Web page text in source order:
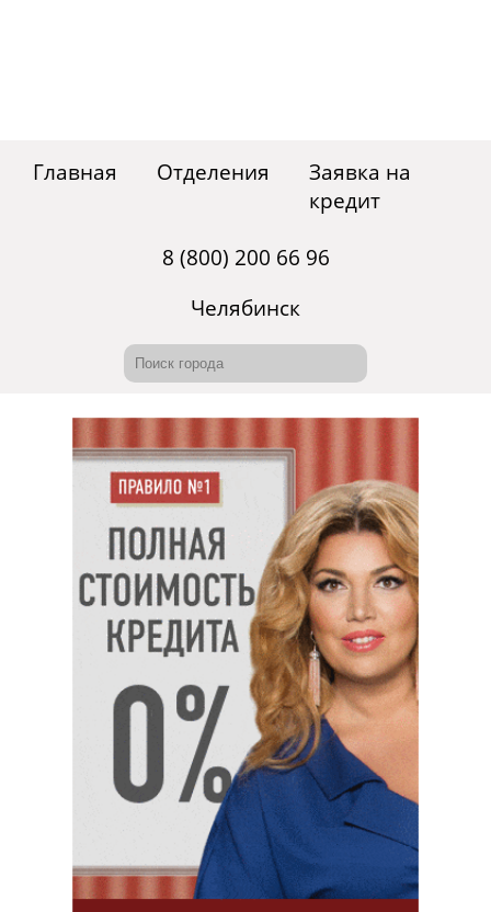
Главная Отделения
Заявка на
кредит
8 (800) 200 66 96
Челябинск